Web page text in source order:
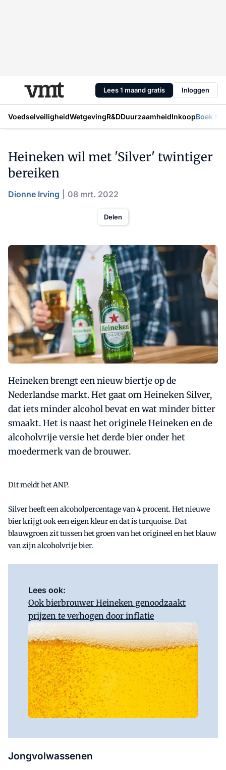
Lees 1 maand gratis Inloggen
VoedselveiligheidWetgevingR&DDuurzaamheidInkoopBoek
Heineken wil met 'Silver' twintiger
bereiken
Dionne Irving 08 mrt. 2022
Delen
Heineken brengt een nieuw biertje op de
Nederlandse markt. Het gaat om Heineken Silver,
dat iets minder alcohol bevat en wat minder bitter
smaakt. Het is naast het originele Heineken en de
alcoholvrije versie het derde bier onder het
moedermerk van de brouwer.
Dit meldt het ANP.
Silver heeft een alcoholpercentage van 4 procent. Het nieuwe
bier krijgt ook een eigen kleur en dat is turquoise. Dat
blauwgroen zit tussen het groen van het origineel en het blauw
van zijn alcoholvrije bier.
Lees ook:
Ook bierbrouwer Heineken genoodzaakt
prijzen te verhogen door inflatie
Jongvolwassenen